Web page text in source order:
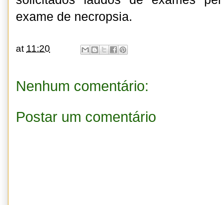
exame de necropsia.
at 11:20
Nenhum comentário:
Postar um comentário